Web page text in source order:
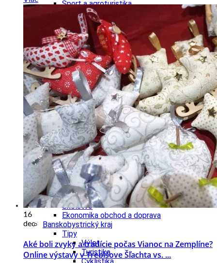
Šport a agroturistika
Školstvo
Ekonomika obchod a doprava
Žilinský kraj
Tipy
Výlet
Turistika
Cyklistika
Hrady
Podujatia
Výstava
Galéria
Festival
Folklór
Koncert
Ubytovanie
Pobyty
Wellness
Gastro
Kultúra a tradície
Kúpele
Šport a agroturistika
Školstvo
Ekonomika obchod a doprava
Banskobystrický kraj
Tipy
Výlet
Turistika
16
dec
Aké boli zvyky a tradície počas Vianoc na Zemplíne?
Online výstavy v Trebišove Šľachta vs. ...